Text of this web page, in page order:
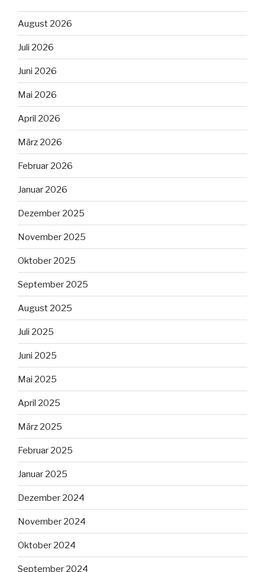
August 2026
Juli 2026
Juni 2026
Mai 2026
April 2026
März 2026
Februar 2026
Januar 2026
Dezember 2025
November 2025
Oktober 2025
September 2025
August 2025
Juli 2025
Juni 2025
Mai 2025
April 2025
März 2025
Februar 2025
Januar 2025
Dezember 2024
November 2024
Oktober 2024
September 2024